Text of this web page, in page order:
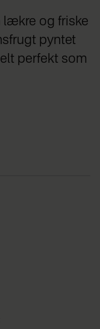
lækre og friske
pyntet
perfekt som